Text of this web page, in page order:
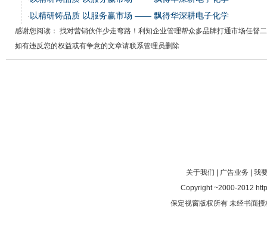
· 以精研铸品质 以服务赢市场 —— 飘得华深耕电子化学
感谢您阅读： 找对营销伙伴少走弯路！利知企业管理帮众多品牌打通市场任督
如有违反您的权益或有争意的文章请联系管理员删除
关于我们 广告业务
我
Copyright ~2000-2012
保定视窗版权所有 未经书面